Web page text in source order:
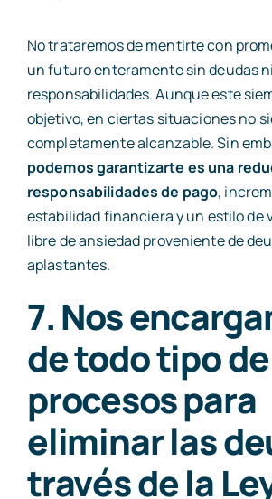
No trataremos de mentirte con
un futuro enteramente sin deudas ni
responsabilidades. Aunque este
objetivo, en ciertas situaciones no
completamente alcanzable. Sin
podemos garantizarte es una
responsabilidades de pago,
estabilidad financiera y un estilo de
libre de ansiedad proveniente de
aplastantes.
7. Nos
de todo tipo de
procesos para
eliminar las
través de la